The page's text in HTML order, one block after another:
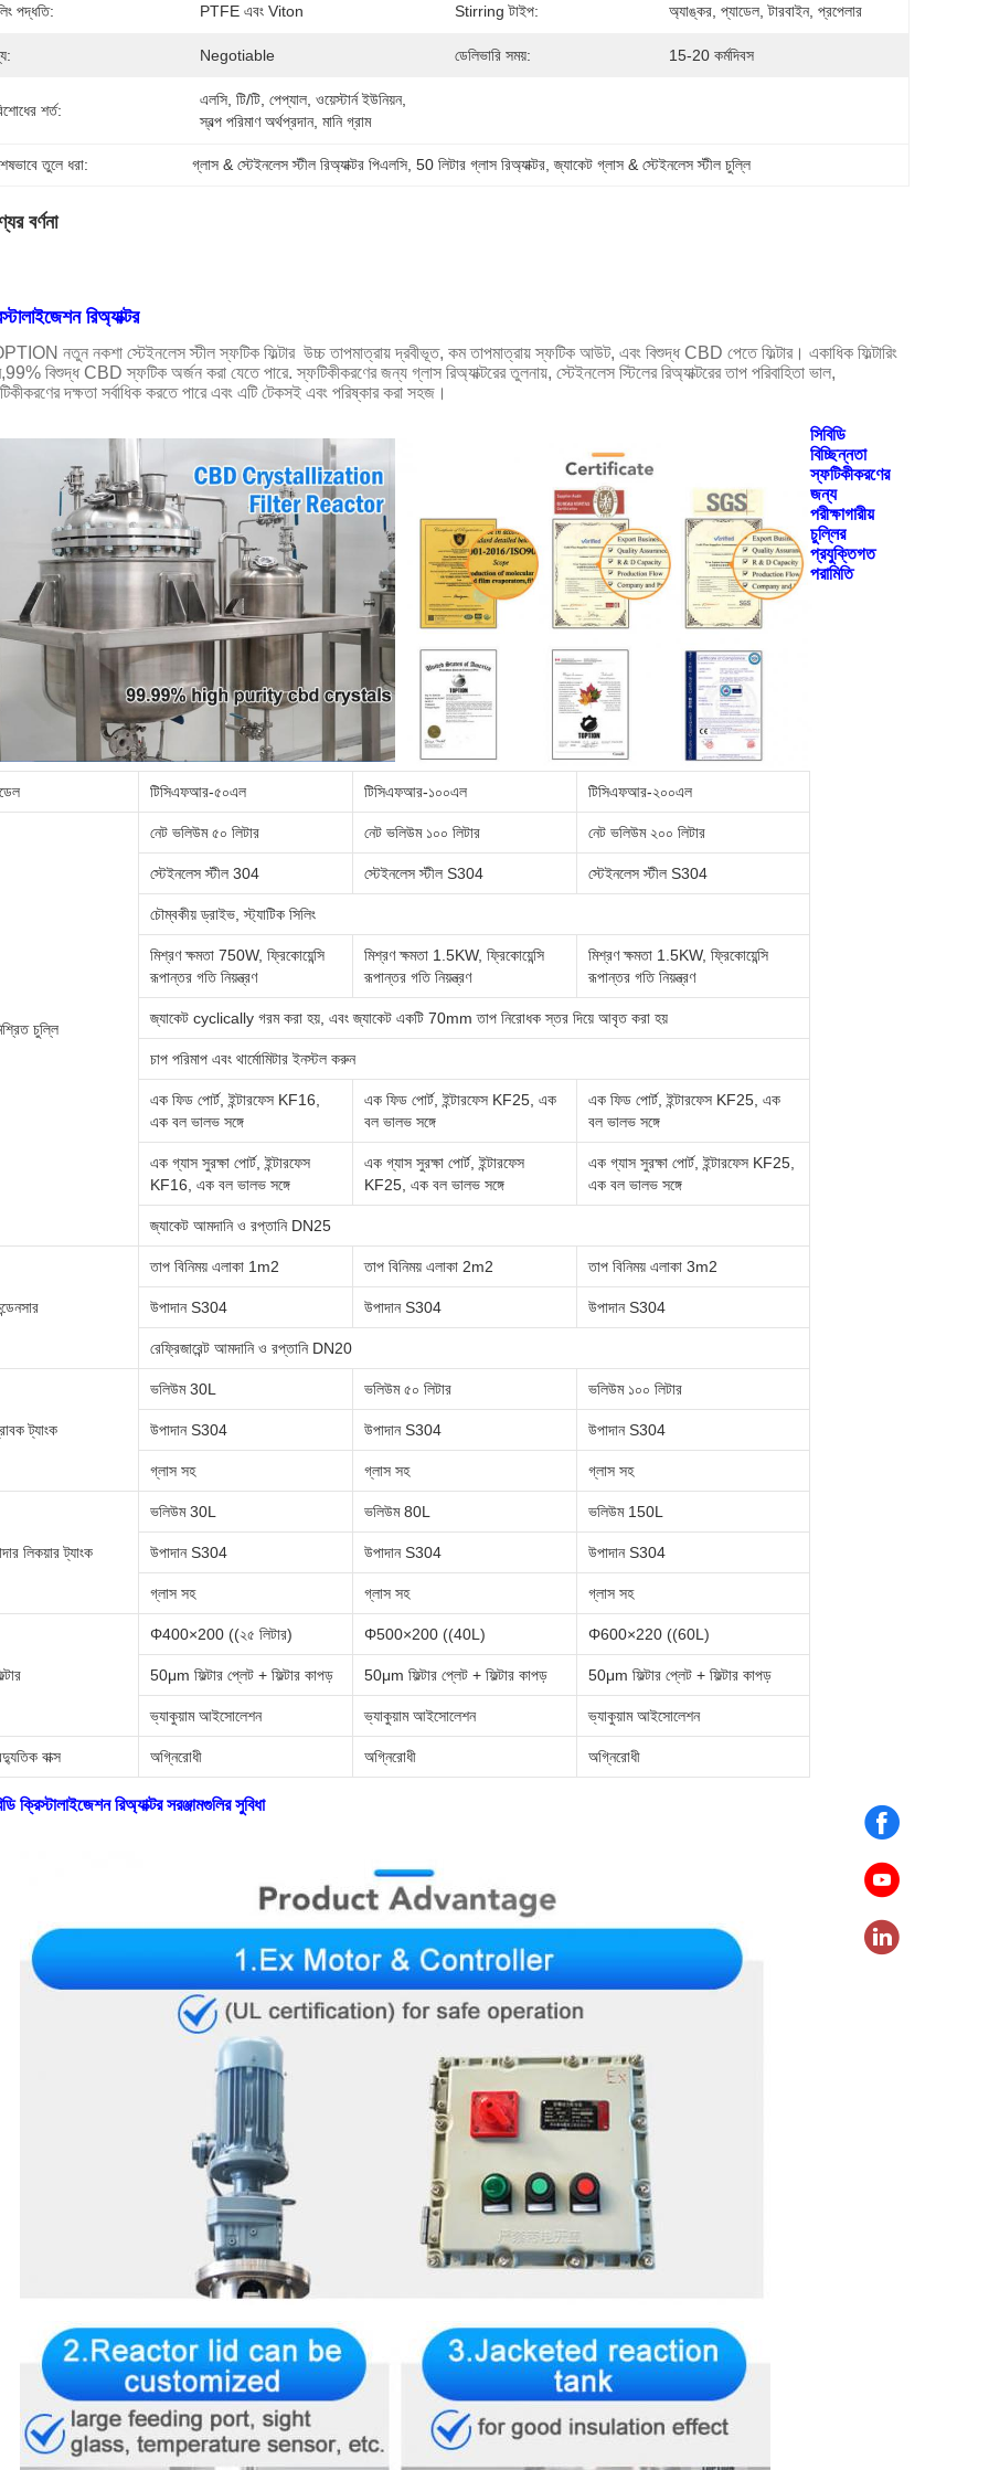
পদ্ধতি: PTFE এবং Viton Stirring টাইপ: অ্যাঙ্কর, প্যাডেল, টারবাইন, প্রপেলার
Negotiable ডেলিভারি সময়: 15-20 কর্মদিবস
শর্ত:
এলসি, টি/টি, পেপ্যাল, ওয়েস্টার্ন ইউনিয়ন,
স্বল্প পরিমাণ অর্থপ্রদান, মানি গ্রাম
তুলে ধরা: গ্লাস & স্টেইনলেস স্টীল রিঅ্যাক্টর পিএলসি , 50 লিটার গ্লাস রিঅ্যাক্টর , জ্যাকেট গ্লাস & স্টেইনলেস স্টীল চুল্লি
বর্ণনা
রিঅ্যাক্টর
নতুন নকশা স্টেইনলেস স্টীল স্ফটিক ফিল্টার ️ উচ্চ তাপমাত্রায় দ্রবীভূত, কম তাপমাত্রায় স্ফটিক আউট, এবং বিশুদ্ধ CBD পেতে ফিল্টার। একাধিক ফিল্টারিং
বিশুদ্ধ CBD স্ফটিক অর্জন করা যেতে পারে. স্ফটিকীকরণের জন্য গ্লাস রিঅ্যাক্টরের তুলনায়, স্টেইনলেস স্টিলের রিঅ্যাক্টরের তাপ পরিবাহিতা ভাল,
দক্ষতা সর্বাধিক করতে পারে এবং এটি টেকসই এবং পরিষ্কার করা সহজ।
সিবিডি
বিচ্ছিন্নতা
স্ফটিকীকরণের
জন্য
পরীক্ষাগারীয়
চুল্লির
প্রযুক্তিগত
পরামিতি
টিসিএফআর-৫০এল টিসিএফআর-১০০এল টিসিএফআর-২০০এল
চুল্লি
নেট ভলিউম ৫০ লিটার নেট ভলিউম ১০০ লিটার নেট ভলিউম ২০০ লিটার
স্টেইনলেস স্টীল 304 স্টেইনলেস স্টীল S304 স্টেইনলেস স্টীল S304
চৌম্বকীয় ড্রাইভ, স্ট্যাটিক সিলিং
মিশ্রণ ক্ষমতা 750W, ফ্রিকোয়েন্সি
রূপান্তর গতি নিয়ন্ত্রণ
মিশ্রণ ক্ষমতা 1.5KW, ফ্রিকোয়েন্সি
রূপান্তর গতি নিয়ন্ত্রণ
মিশ্রণ ক্ষমতা 1.5KW, ফ্রিকোয়েন্সি
রূপান্তর গতি নিয়ন্ত্রণ
জ্যাকেট cyclically গরম করা হয়, এবং জ্যাকেট একটি 70mm তাপ নিরোধক স্তর দিয়ে আবৃত করা হয়
চাপ পরিমাপ এবং থার্মোমিটার ইনস্টল করুন
এক ফিড পোর্ট, ইন্টারফেস KF16,
এক বল ভালভ সঙ্গে
এক ফিড পোর্ট, ইন্টারফেস KF25, এক
বল ভালভ সঙ্গে
এক ফিড পোর্ট, ইন্টারফেস KF25, এক
বল ভালভ সঙ্গে
এক গ্যাস সুরক্ষা পোর্ট, ইন্টারফেস
KF16, এক বল ভালভ সঙ্গে
এক গ্যাস সুরক্ষা পোর্ট, ইন্টারফেস
KF25, এক বল ভালভ সঙ্গে
এক গ্যাস সুরক্ষা পোর্ট, ইন্টারফেস KF25,
এক বল ভালভ সঙ্গে
জ্যাকেট আমদানি ও রপ্তানি DN25
তাপ বিনিময় এলাকা 1m2 তাপ বিনিময় এলাকা 2m2 তাপ বিনিময় এলাকা 3m2
উপাদান S304 উপাদান S304 উপাদান S304
রেফ্রিজারেন্ট আমদানি ও রপ্তানি DN20
ট্যাংক
ভলিউম 30L ভলিউম ৫০ লিটার ভলিউম ১০০ লিটার
উপাদান S304 উপাদান S304 উপাদান S304
গ্লাস সহ গ্লাস সহ গ্লাস সহ
লিকয়ার ট্যাংক
ভলিউম 30L ভলিউম 80L ভলিউম 150L
উপাদান S304 উপাদান S304 উপাদান S304
গ্লাস সহ গ্লাস সহ গ্লাস সহ
Φ400×200 ((২৫ লিটার) Φ500×200 ((40L) Φ600×220 ((60L)
50μm ফিল্টার প্লেট + ফিল্টার কাপড় 50μm ফিল্টার প্লেট + ফিল্টার কাপড় 50μm ফিল্টার প্লেট + ফিল্টার কাপড়
ভ্যাকুয়াম আইসোলেশন ভ্যাকুয়াম আইসোলেশন ভ্যাকুয়াম আইসোলেশন
বাক্স অগ্নিরোধী অগ্নিরোধী অগ্নিরোধী
ক্রিস্টালাইজেশন রিঅ্যাক্টর সরঞ্জামগুলির সুবিধা